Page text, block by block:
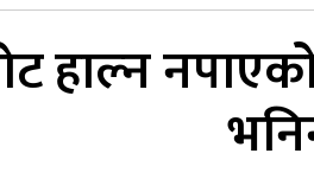
हाल्न